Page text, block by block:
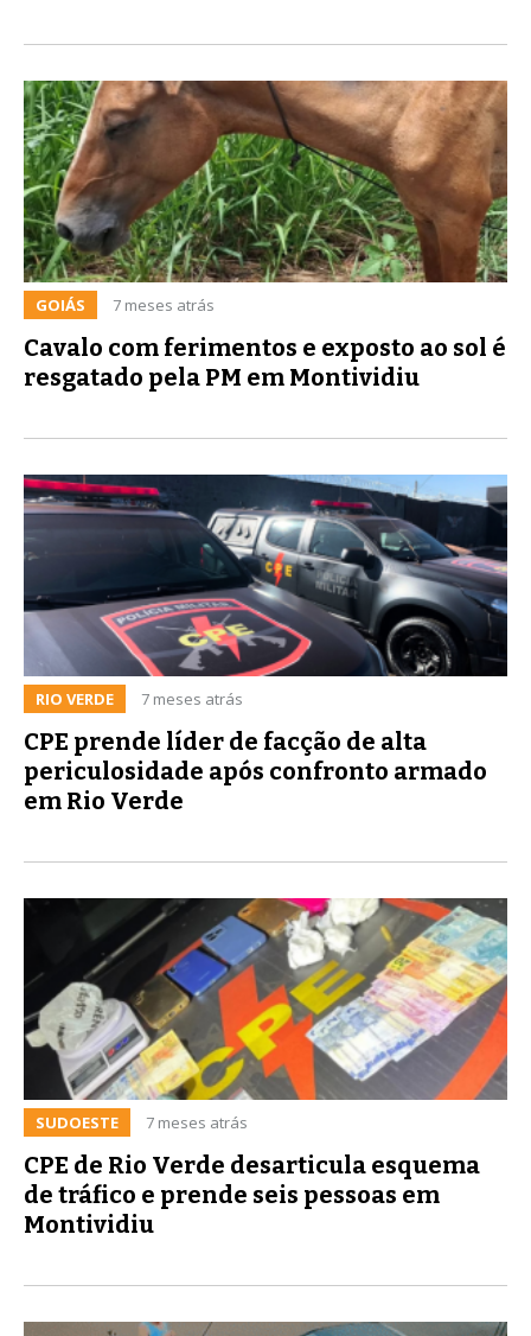
GOIÁS 7 meses atrás
Cavalo com ferimentos e exposto ao sol é
resgatado pela PM em Montividiu
RIO VERDE 7 meses atrás
CPE prende líder de facção de alta
periculosidade após confronto armado
em Rio Verde
SUDOESTE 7 meses atrás
CPE de Rio Verde desarticula esquema
de tráfico e prende seis pessoas em
Montividiu